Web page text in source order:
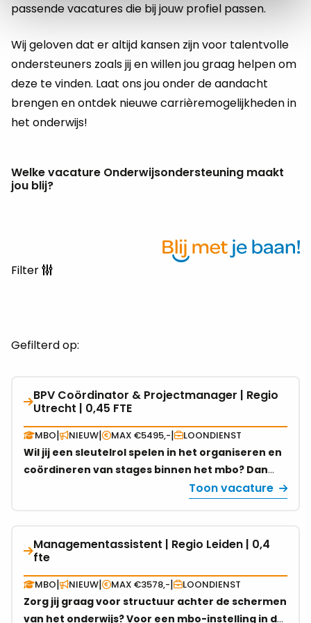
passende vacatures die bij jouw profiel passen.
Wij geloven dat er altijd kansen zijn voor talentvolle
ondersteuners zoals jij en willen jou graag helpen om
deze te vinden. Laat ons jou onder de aandacht
brengen en ontdek nieuwe carrièremogelijkheden in
het onderwijs!
Welke vacature Onderwijsondersteuning maakt
jou blij?
Filter
Gefilterd op:
BPV Coördinator & Projectmanager | Regio
Utrecht | 0,45 FTE
MBO| NIEUW| MAX €5495,-| LOONDIENST
Wil jij een sleutelrol spelen in het organiseren en
coördineren van stages binnen het mbo? Dan
zoeken wij jou! Als BPV Coördinator &
verbindende schakel tussen studenten,
docenten, praktijkopleiders en het werkveld. Met
jouw organisatorisch talent en proactieve
houding draag je bij aan kwalitatief sterke
stages.
Toon vacature
Bekijk
vacature
over
BPV
Coördinator
Utrecht
0,45
FTE
Managementassistent | Regio Leiden | 0,4
fte
MBO| NIEUW| MAX €3578,-| LOONDIENST
Zorg jij graag voor structuur achter de schermen
van het onderwijs? Voor een mbo-instelling in de
Bekijk
vacature
over
Managementassistent